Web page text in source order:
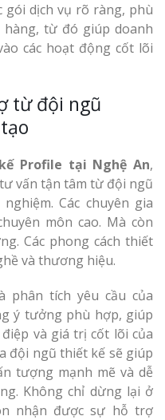
gói dịch vụ rõ ràng, phù
hàng, từ đó giúp doanh
các hoạt động cốt lõi
từ đội ngũ
Profile tại Nghệ An,
vấn tận tâm từ đội ngũ
Các chuyên gia
môn cao. Mà còn
Các phong cách thiết
và thương hiệu.
phân tích yêu cầu của
ý tưởng phù hợp, giúp
và giá trị cốt lõi của
đội ngũ thiết kế sẽ giúp
tượng mạnh mẽ và dễ
Không chỉ dừng lại ở
nhận được sự hỗ trợ